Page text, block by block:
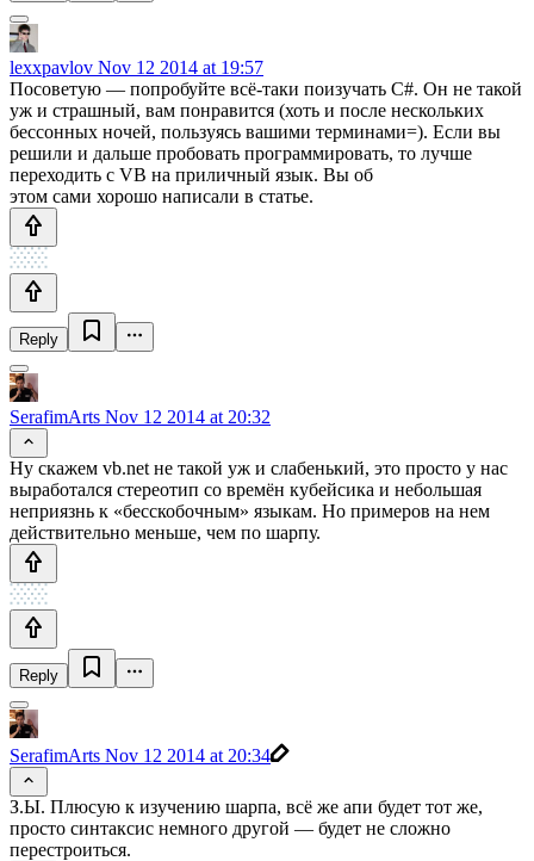
lexxpavlov Nov 12 2014 at 19:57
Посоветую — попробуйте всё-таки поизучать С#. Он не такой
уж и страшный, вам понравится (хоть и после нескольких
бессонных ночей, пользуясь вашими терминами=). Если вы
решили и дальше пробовать программировать, то лучше
переходить с VB на приличный язык. Вы об
этом сами хорошо написали в статье.
Reply
SerafimArts Nov 12 2014 at 20:32
Ну скажем vb.net не такой уж и слабенький, это просто у нас
выработался стереотип со времён кубейсика и небольшая
неприязнь к «бесскобочным» языкам. Но примеров на нем
действительно меньше, чем по шарпу.
Reply
SerafimArts Nov 12 2014 at 20:34
З.Ы. Плюсую к изучению шарпа, всё же апи будет тот же,
просто синтаксис немного другой — будет не сложно
перестроиться.